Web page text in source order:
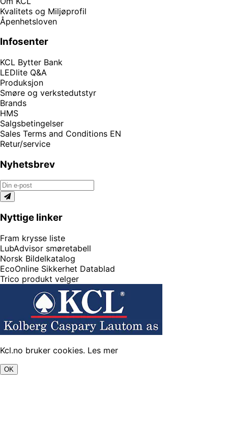
Kvalitets og Miljøprofil
Åpenhetsloven
Infosenter
KCL Bytter Bank
LEDlite Q&A
Produksjon
Smøre og verkstedutstyr
Brands
HMS
Salgsbetingelser
Sales Terms and Conditions EN
Retur/service
Nyhetsbrev
Nyttige linker
Fram krysse liste
LubAdvisor smøretabell
Norsk Bildelkatalog
EcoOnline Sikkerhet Datablad
Trico produkt velger
Kcl.no bruker cookies. Les mer
OK